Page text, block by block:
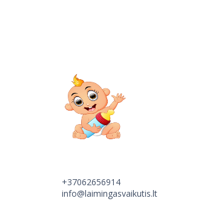
+37062656914
info@laimingasvaikutis.lt